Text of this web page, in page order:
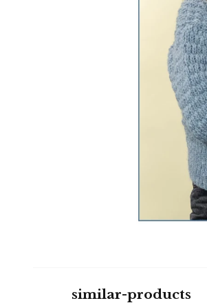
similar-products